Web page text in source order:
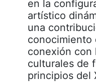
en la
artístico
una
conocimiento
conexión con
culturales de
principios del